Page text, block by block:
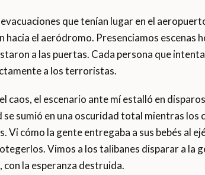
que tenían lugar en el
hacia el aeródromo. Presenciamos escenas
a las puertas. Cada persona que
a los terroristas.
caos, el escenario ante mí estalló en
se sumió en una oscuridad total mientras los
Vi cómo la gente entregaba a sus bebés al
Vimos a los talibanes disparar a la
con la esperanza destruida.